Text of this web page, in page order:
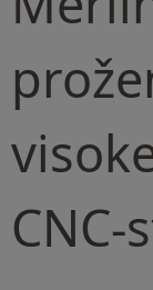
CNC-